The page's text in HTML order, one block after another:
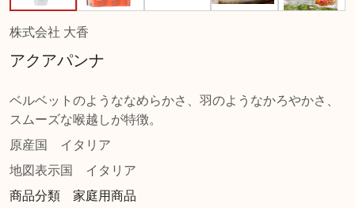
株式会社 大香
アクアパンナ
ベルベットのようななめらかさ、羽のようなかろやかさ、
スムーズな喉越しが特徴。
原産国
イタリア
地図表示国
イタリア
商品分類 家庭用商品